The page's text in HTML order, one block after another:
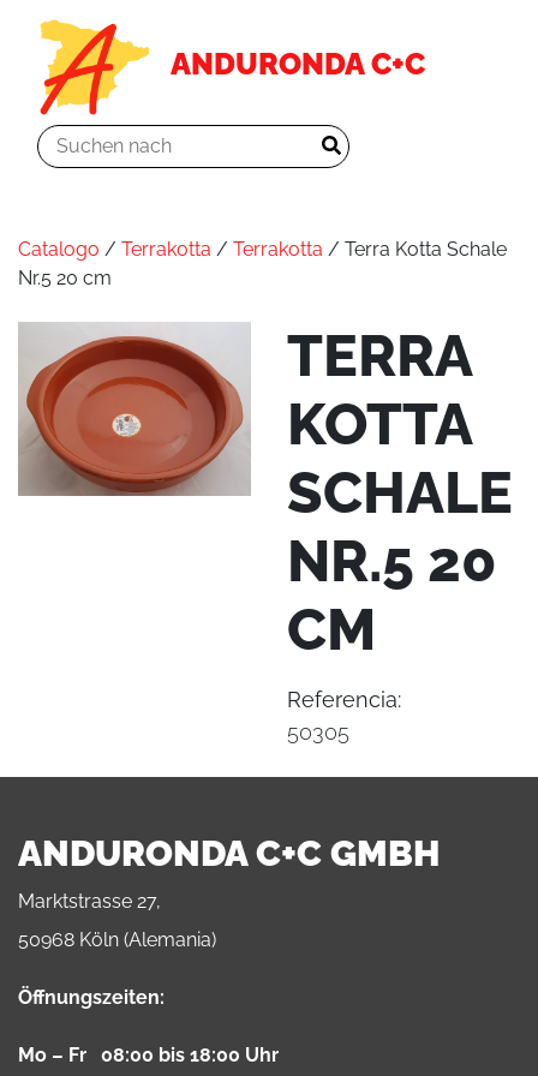
ANDURONDA C+C
Catalogo / Terrakotta / Terrakotta / Terra Kotta Schale
Nr.5 20 cm
TERRA
KOTTA
SCHALE
NR.5 20
CM
Referencia:
50305
ANDURONDA C+C GMBH
Marktstrasse 27,
50968 Köln (Alemania)
Öffnungszeiten:
Mo – Fr 08:00 bis 18:00 Uhr